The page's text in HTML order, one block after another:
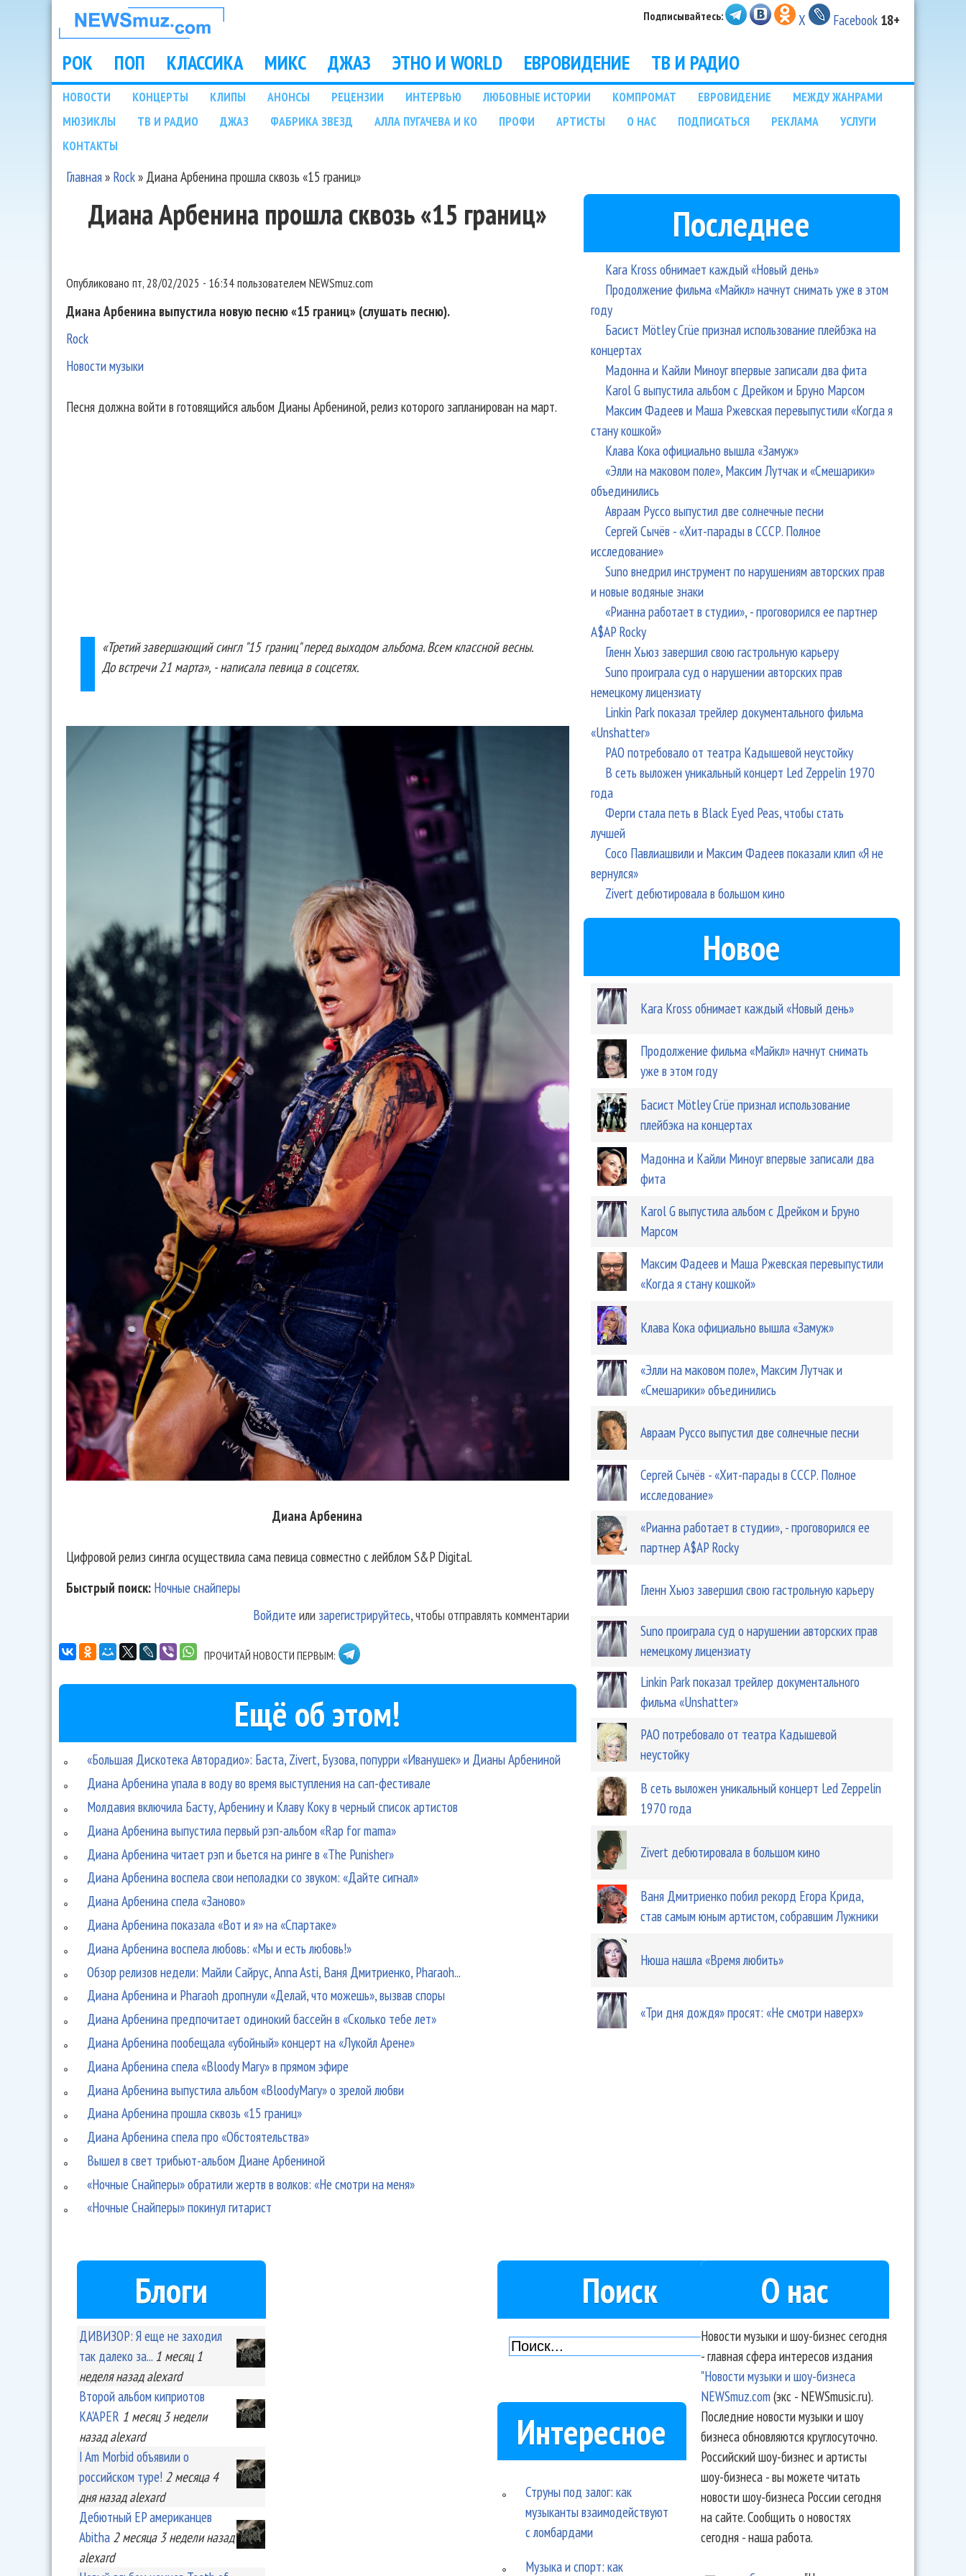
НОВОСТИ
МУЗЫКИ И
ШОУ БИЗНЕСА
NEWSMUZ.COM
Подписывайтесь: X Facebook 18+
Main menu
РОК ПОП КЛАССИКА МИКС ДЖАЗ ЭТНО И WORLD ЕВРОВИДЕНИЕ ТВ И РАДИО
Подразделы
НОВОСТИ КОНЦЕРТЫ КЛИПЫ АНОНСЫ РЕЦЕНЗИИ ИНТЕРВЬЮ ЛЮБОВНЫЕ ИСТОРИИ КОМПРОМАТ ЕВРОВИДЕНИЕ
МЕЖДУ ЖАНРАМИ
МЮЗИКЛЫ
ТВ И РАДИО ДЖАЗ ФАБРИКА ЗВЕЗД АЛЛА ПУГАЧЕВА И КО ПРОФИ АРТИСТЫ О НАС ПОДПИСАТЬСЯ РЕКЛАМА
УСЛУГИ
КОНТАКТЫ
Главная» Rock» Диана Арбенина прошла сквозь «15 границ»
Диана Арбенина прошла сквозь «15 границ»
Опубликовано пт, 28/02/2025 - 16:34пользователем NEWSmuz.com
Диана Арбенина выпустила новую песню «15 границ» (слушать песню).
Rock
Новости музыки
Песня должна войти в готовящийся альбом Дианы Арбениной, релиз которого запланирован на март.
«Третий завершающий сингл "15 границ" перед выходом альбома. Всем классной весны.
До встречи 21 марта», - написала певица в соцсетях.
Диана Арбенина
Цифровой релиз сингла осуществила сама певица совместно с лейблом S&P Digital.
Быстрый поиск: Ночные снайперы
Войдите или зарегистрируйтесь, чтобы отправлять комментарии
ПРОЧИТАЙ НОВОСТИ ПЕРВЫМ:
Ещё об этом!
«Большая Дискотека Авторадио»: Баста, Zivert, Бузова, попурри «Иванушек» и Дианы Арбениной
Диана Арбенина упала в воду во время выступления на сап-фестивале
Молдавия включила Басту, Арбенину и Клаву Коку в черный список артистов
Диана Арбенина выпустила первый рэп-альбом «Rap for mama»
Диана Арбенина читает рэп и бьется на ринге в «The Punisher»
Диана Арбенина воспела свои неполадки со звуком: «Дайте сигнал»
Диана Арбенина спела «Заново»
Диана Арбенина показала «Вот и я» на «Спартаке»
Диана Арбенина воспела любовь: «Мы и есть любовь!»
Обзор релизов недели: Майли Сайрус, Anna Asti, Ваня Дмитриенко, Pharaoh...
Диана Арбенина и Pharaoh дропнули «Делай, что можешь», вызвав споры
Диана Арбенина предпочитает одинокий бассейн в «Сколько тебе лет»
Диана Арбенина пообещала «убойный» концерт на «Лукойл Арене»
Диана Арбенина спела «Bloody Mary» в прямом эфире
Диана Арбенина выпустила альбом «BloodyMary» о зрелой любви
Диана Арбенина прошла сквозь «15 границ»
Диана Арбенина спела про «Обстоятельства»
Вышел в свет трибьют-альбом Диане Арбениной
«Ночные Снайперы» обратили жертв в волков: «Не смотри на меня»
«Ночные Снайперы» покинул гитарист
Последнее
Kara Kross обнимает каждый «Новый день»
Продолжение фильма «Майкл» начнут снимать уже в этом
году
Басист Mötley Crüe признал использование плейбэка на
концертах
Мадонна и Кайли Миноуг впервые записали два фита
Karol G выпустила альбом с Дрейком и Бруно Марсом
Максим Фадеев и Маша Ржевская перевыпустили «Когда я
стану кошкой»
Клава Кока официально вышла «Замуж»
«Элли на маковом поле», Максим Лутчак и «Смешарики»
объединились
Авраам Руссо выпустил две солнечные песни
Сергей Сычёв - «Хит-парады в СССР. Полное
исследование»
Suno внедрил инструмент по нарушениям авторских прав
и новые водяные знаки
«Рианна работает в студии», - проговорился ее партнер
A$AP Rocky
Гленн Хьюз завершил свою гастрольную карьеру
Suno проиграла суд о нарушении авторских прав
немецкому лицензиату
Linkin Park показал трейлер документального фильма
«Unshatter»
РАО потребовало от театра Кадышевой неустойку
В сеть выложен уникальный концерт Led Zeppelin 1970
года
Ферги стала петь в Black Eyed Peas, чтобы стать
лучшей
Сосо Павлиашвили и Максим Фадеев показали клип «Я не
вернулся»
Zivert дебютировала в большом кино
Новое
Kara Kross обнимает каждый «Новый день»
Продолжение фильма «Майкл» начнут снимать
уже в этом году
Басист Mötley Crüe признал использование
плейбэка на концертах
Мадонна и Кайли Миноуг впервые записали два
фита
Karol G выпустила альбом с Дрейком и Бруно
Марсом
Максим Фадеев и Маша Ржевская перевыпустили
«Когда я стану кошкой»
Клава Кока официально вышла «Замуж»
«Элли на маковом поле», Максим Лутчак и
«Смешарики» объединились
Авраам Руссо выпустил две солнечные песни
Сергей Сычёв - «Хит-парады в СССР. Полное
исследование»
«Рианна работает в студии», - проговорился ее
партнер A$AP Rocky
Гленн Хьюз завершил свою гастрольную карьеру
Suno проиграла суд о нарушении авторских прав
немецкому лицензиату
Linkin Park показал трейлер документального
фильма «Unshatter»
РАО потребовало от театра Кадышевой
неустойку
В сеть выложен уникальный концерт Led Zeppelin
1970 года
Zivert дебютировала в большом кино
Ваня Дмитриенко побил рекорд Егора Крида,
став самым юным артистом, собравшим Лужники
Нюша нашла «Время любить»
«Три дня дождя» просят: «Не смотри наверх»
Блоги
ДИВИЗОР: Я еще не заходил
так далеко за... 1 месяц 1
неделяназад alexard
Второй альбом киприотов
KA'APER 1 месяц 3 недели
назад alexard
I Am Morbid объявили о
российском туре! 2 месяца 4
дняназад alexard
Дебютный EP американцев
Abitha 2 месяца 3 неделиназад
alexard
Поиск
Интересное
Струны под залог: как
музыканты взаимодействуют
с ломбардами
Музыка и спорт: как
О нас
Новости музыки и шоу-бизнес сегодня
- главная сфера интересов издания
"Новости музыки и шоу-бизнеса
NEWSmuz.com(экс - NEWSmusic.ru).
Последние новости музыки и шоу
бизнеса обновляются круглосуточно.
Российский шоу-бизнес и артисты
шоу-бизнеса - вы можете читать
новости шоу-бизнеса России сегодня
на сайте. Сообщить о новостях
сегодня - наша работа.